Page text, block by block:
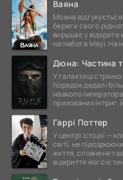
Ваяна
Моана
береги свого
вирушає у
напівбога Мауї. На
Дюна: Частина
У галактиці
порядок дедалі
навколо
прихованих
Гаррі Поттер
У центрі історії —
світі, не
життя, сповнене
відкриття його